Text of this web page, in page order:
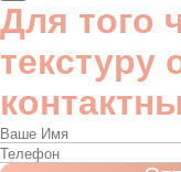
Для того
текстуру